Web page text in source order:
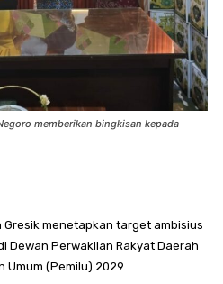
memberikan bingkisan kepada
Gresik menetapkan target ambisius
Dewan Perwakilan Rakyat Daerah
Umum (Pemilu) 2029.